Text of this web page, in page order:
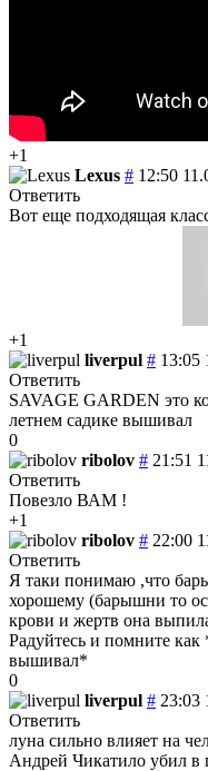
+1
Lexus # 12:50
Ответить
Вот еще подходящая
+1
liverpul # 13:05
Ответить
SAVAGE GARDEN это
летнем садике вышивал
0
ribolov # 21:51
Ответить
Повезло ВАМ !
+1
ribolov # 22:00
Ответить
Я таки понимаю ,что
хорошему (барышни то
крови и жертв она
Радуйтесь и помните
вышивал*
0
liverpul # 23:03
Ответить
луна сильно влияет на
Андрей Чикатило убил в